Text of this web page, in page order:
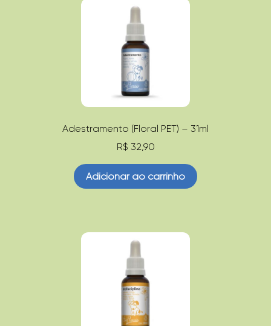
Adestramento (Floral PET) – 31ml
R$ 32,90
Adicionar ao carrinho